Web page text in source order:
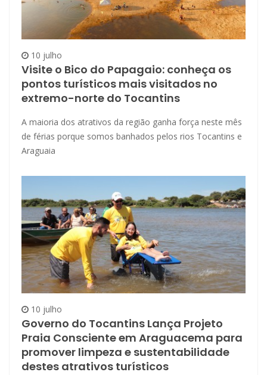
10 julho
Visite o Bico do Papagaio: conheça os
pontos turísticos mais visitados no
extremo-norte do Tocantins
A maioria dos atrativos da região ganha força neste mês
de férias porque somos banhados pelos rios Tocantins e
Araguaia
10 julho
Governo do Tocantins Lança Projeto
Praia Consciente em Araguacema para
promover limpeza e sustentabilidade
destes atrativos turísticos